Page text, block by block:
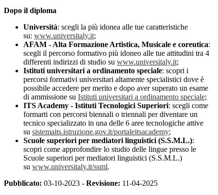
Dopo il diploma
Università: scegli la più idonea alle tue caratteristiche
su: www.universitaly.it;
AFAM - Alta Formazione Artistica, Musicale e coreutica:
scegli il percorso formativo più idoneo alle tue attitudini tra 4
differenti indirizzi di studio su www.universitaly.it;
Istituti universitari a ordinamento speciale: scopri i
percorsi formativi universitari altamente specialistici dove è
possibile accedere per merito e dopo aver superato un esame
di ammissione su Istituti universitari a ordinamento speciale;
ITS Academy - Istituti Tecnologici Superiori: scegli come
formarti con percorsi biennali o triennali per diventare un
tecnico specializzato in una delle 6 aree tecnologiche attive
su sistemaits.istruzione.gov.it/portaleitsacademy;
Scuole superiori per mediatori linguistici (S.S.M.L.):
scopri come approfondire lo studio delle lingue presso le
Scuole superiori per mediatori linguistici (S.S.M.L.)
su www.universitaly.it/ssml.
Pubblicato: 03-10-2023 - Revisione: 11-04-2025